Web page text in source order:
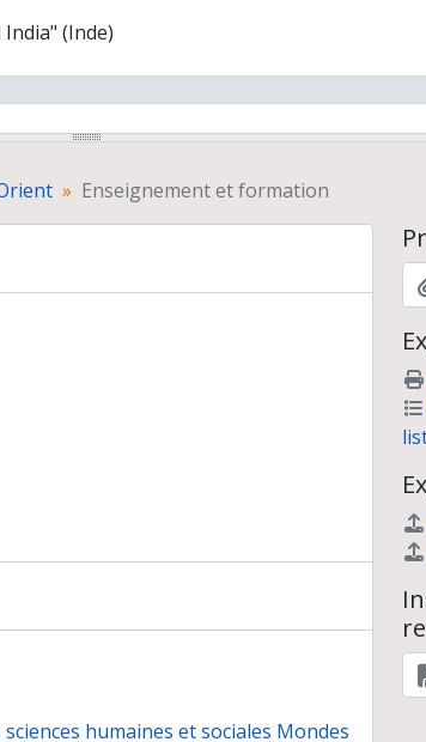
(Inde)
1 Panthéon-Sorbonne
Enseignement et formation
humaines et sociales Mondes